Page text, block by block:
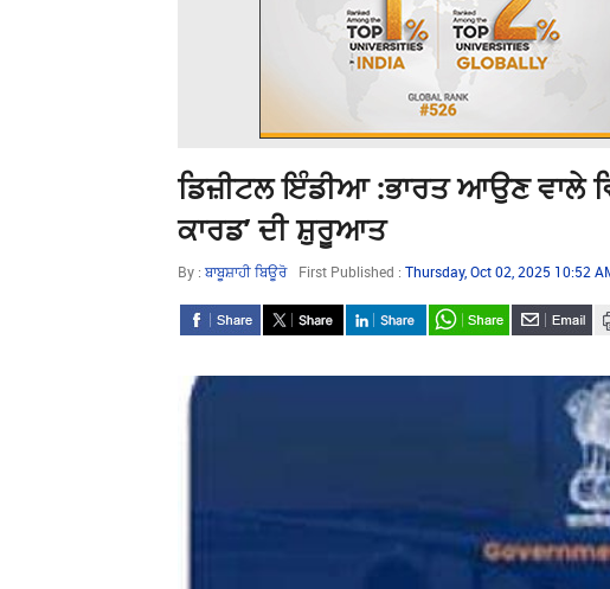
ਡਿਜ਼ੀਟਲ ਇੰਡੀਆ :ਭਾਰਤ ਆਉਣ ਵਾਲੇ
ਕਾਰਡ’ ਦੀ ਸ਼ੁਰੂਆਤ
By : ਬਾਬੂਸ਼ਾਹੀ ਬਿਊਰੋ First Published : Thursday, Oct 02, 2025 10:52